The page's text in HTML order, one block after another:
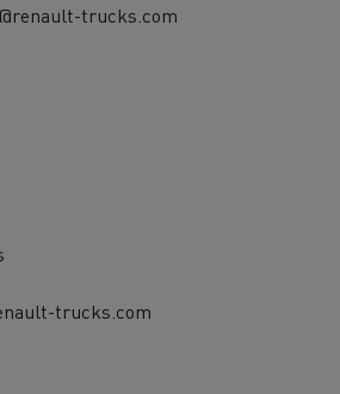
trucks.com
trucks.com